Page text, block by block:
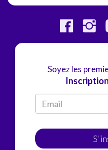
Soyez les